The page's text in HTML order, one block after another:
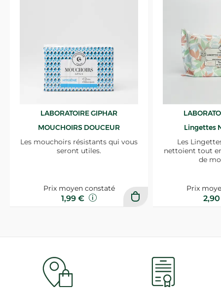
LABORATOIRE GIPHAR
MOUCHOIRS DOUCEUR
Les mouchoirs résistants qui vous
seront utiles.
Prix moyen constaté
1,99 €
Lingettes
Les
nettoient tout
de
Prix